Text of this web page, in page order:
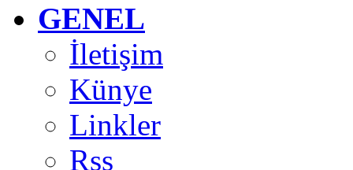
GENEL
İletişim
Künye
Linkler
Rss